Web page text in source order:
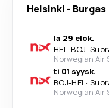
Helsinki - Burgas
la 29 elok.
HEL-BOJ·
Norwegian Air
ti 01 syysk.
BOJ-HEL·
Norwegian Air